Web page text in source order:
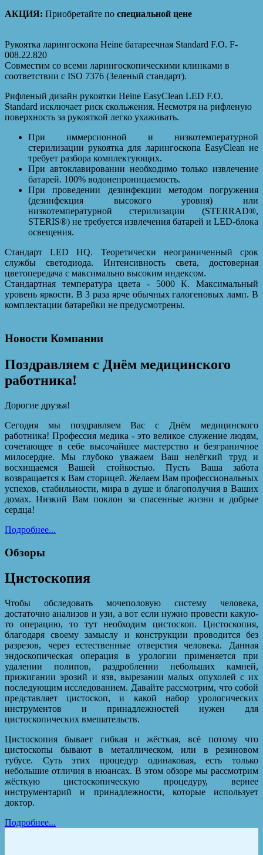
АКЦИЯ: Приобретайте по специальной цене
Рукоятка ларингоскопа Heine батареечная Standard F.O. F-
008.22.820
Совместим со всеми ларингоскопическими клинками в
соответствии с ISO 7376 (Зеленый стандарт).
Рифленый дизайн рукоятки Heine EasyClean LED F.O.
Standard исключает риск скольжения. Несмотря на рифленую
поверхность за рукояткой легко ухаживать.
При иммерсионной и низкотемпературной
стерилизации рукоятка для ларингоскопа EasyClean не
требует разбора комплектующих.
При автоклавировании необходимо только извлечение
батарей. 100% водонепроницаемость.
При проведении дезинфекции методом погружения
(дезинфекция высокого уровня) или
низкотемпературной стерилизации (STERRAD®,
STERIS®) не требуется извлечения батарей и LED-блока
освещения.
Стандарт LED HQ. Теоретически неограниченный срок
службы светодиода. Интенсивность света, достоверная
цветопередача с максимально высоким индексом.
Стандартная температура цвета - 5000 К. Максимальный
уровень яркости. В 3 раза ярче обычных галогеновых ламп. В
комплектации батарейки не предусмотрены.
Новости Компании
Поздравляем с Днём медицинского
работника!
Дорогие друзья!
Сегодня мы поздравляем Вас с Днём медицинского
работника! Профессия медика - это великое служение людям,
сочетающее в себе высочайшее мастерство и безграничное
милосердие. Мы глубоко уважаем Ваш нелёгкий труд и
восхищаемся Вашей стойкостью. Пусть Ваша забота
возвращается к Вам сторицей. Желаем Вам профессиональных
успехов, стабильности, мира в душе и благополучия в Ваших
домах. Низкий Вам поклон за спасенные жизни и добрые
сердца!
Подробнее...
Обзоры
Цистоскопия
Чтобы обследовать мочеполовую систему человека,
достаточно анализов и узи, а вот если нужно провести какую-
то операцию, то тут необходим цистоскоп. Цистоскопия,
благодаря своему замыслу и конструкции проводится без
разрезов, через естественные отверстия человека. Данная
эндоскопическая операция в урологии применяется при
удалении полипов, раздроблении небольших камней,
прижигании эрозий и язв, вырезании малых опухолей с их
последующим исследованием. Давайте рассмотрим, что собой
представляет цистоскоп, и какой набор урологических
инструментов и принадлежностей нужен для
цистоскопических вмешательств.
Цистоскопия бывает гибкая и жёсткая, всё потому что
цистоскопы бывают в металлическом, или в резиновом
тубусе. Суть этих процедур одинаковая, есть только
небольшие отличия в нюансах. В этом обзоре мы рассмотрим
жёсткую цистоскопическую процедуру, вернее
инструментарий и принадлежности, которые использует
доктор.
Подробнее...